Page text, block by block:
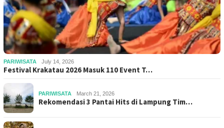
PARIWISATA July 14, 2026
Festival Krakatau 2026 Masuk 110 Event T…
PARIWISATA March 21, 2026
Rekomendasi 3 Pantai Hits di Lampung Tim…